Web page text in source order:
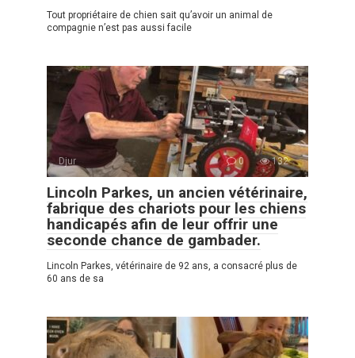
Tout propriétaire de chien sait qu’avoir un animal de
compagnie n’est pas aussi facile
Djur 0 132
Lincoln Parkes, un ancien vétérinaire,
fabrique des chariots pour les chiens
handicapés afin de leur offrir une
seconde chance de gambader.
Lincoln Parkes, vétérinaire de 92 ans, a consacré plus de
60 ans de sa